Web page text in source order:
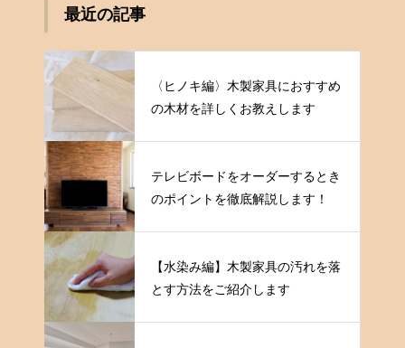
最近の記事
〈ヒノキ編〉木製家具におすすめ
の木材を詳しくお教えします
テレビボードをオーダーするとき
のポイントを徹底解説します！
【水染み編】木製家具の汚れを落
とす方法をご紹介します